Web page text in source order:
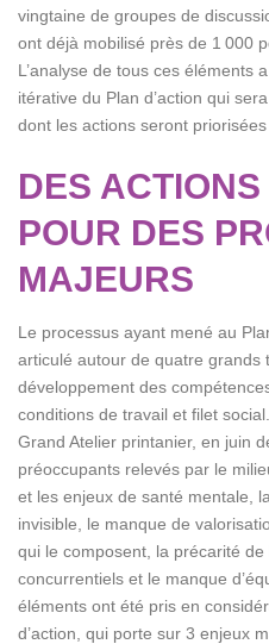
vingtaine de groupes de
ont déjà mobilisé près de 1 000
L’analyse de tous ces éléments
itérative du Plan d’action qui
dont les actions seront priorisées
DES
POUR DES
MAJEURS
Le processus ayant mené au
articulé autour de quatre grands
développement des
conditions de travail et filet
Grand Atelier printanier, en juin
préoccupants relevés par le
et les enjeux de santé mentale,
invisible, le manque de
qui le composent, la précarité de
concurrentiels et le manque
éléments ont été pris en
d’action, qui porte sur 3 enjeux